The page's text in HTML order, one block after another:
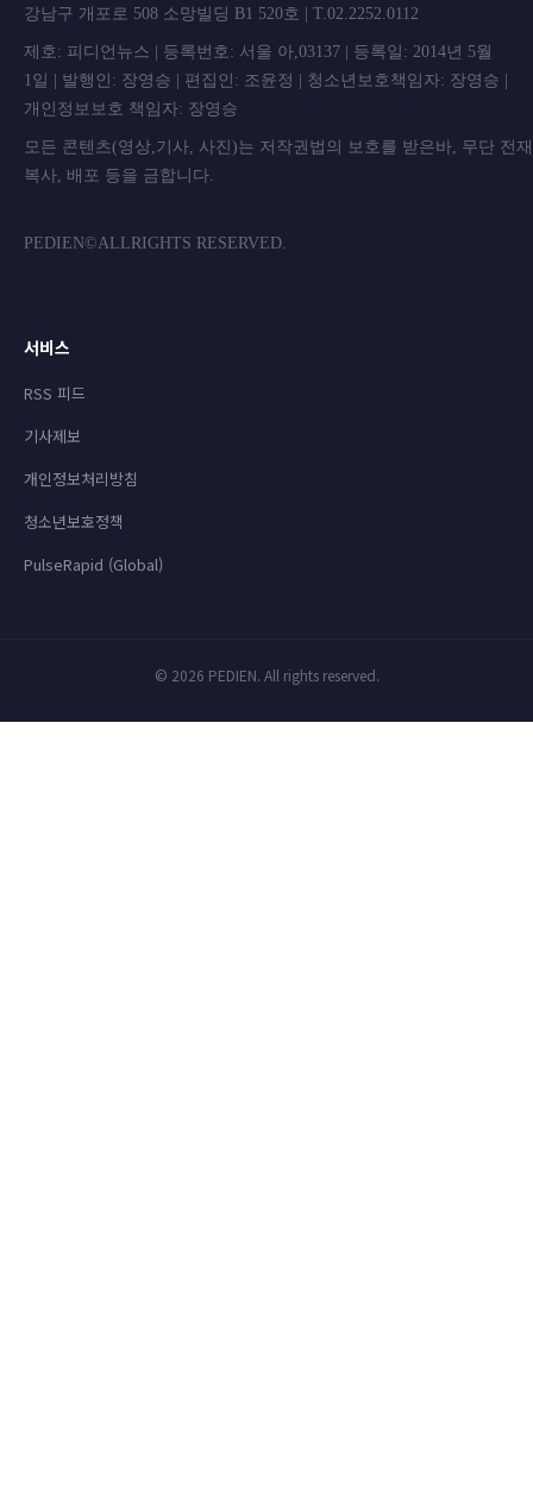
강남구 개포로 508 소망빌딩 B1 520호 | T.02.2252.0112
제호: 피디언뉴스 | 등록번호: 서울 아,03137 | 등록일: 2014년 5월
1일 | 발행인: 장영승 | 편집인: 조윤정 | 청소년보호책임자: 장영승 |
개인정보보호 책임자: 장영승
모든 콘텐츠(영상,기사, 사진)는 저작권법의 보호를 받은바, 무단 전
복사, 배포 등을 금합니
PEDIEN©ALLRIGHTS RESERVED.
서비스
RSS 피드
기사제보
개인정보처리방침
청소년보호정책
PulseRapid (Global)
© 2026 PEDIEN. All rights reserved.